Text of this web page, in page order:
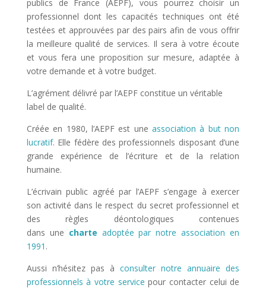
publics de France (AEPF), vous pourrez choisir un
professionnel dont les capacités techniques ont été
testées et approuvées par des pairs afin de vous offrir
la meilleure qualité de services. Il sera à votre écoute
et vous fera une proposition sur mesure, adaptée à
votre demande et à votre budget.
L’agrément délivré par l’AEPF constitue un véritable
label de qualité.
Créée en 1980, l’AEPF est uneassociation à but non
lucratif. Elle fédère des professionnels disposant d’une
grande expérience de l’écriture et de la relation
humaine.
L’écrivain public agréé par l’AEPF s’engage à exercer
son activité dans le respect du secret professionnel et
des règles déontologiques contenues
dans une charte adoptée par notre association en
1991 .
Aussi n’hésitez pas àconsulter notre annuaire des
professionnels à votre service pour contacter celui de